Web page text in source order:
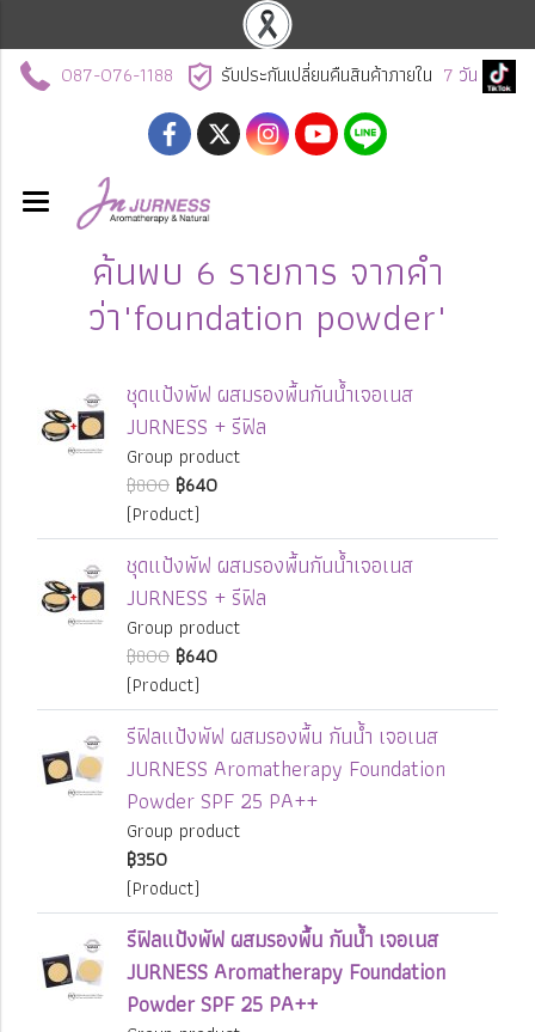
087-076-1188 รับประกันเปลี่ยนคืนสินค้าภายใน 7 วัน
ค้นพบ 6 รายการ จากคำ
ว่า"foundation powder"
ชุดแป้งพัฟ ผสมรองพื้นกันน้ำเจอเนส
JURNESS + รีฟิล
Group product
฿800 ฿640
(Product)
ชุดแป้งพัฟ ผสมรองพื้นกันน้ำเจอเนส
JURNESS + รีฟิล
Group product
฿800 ฿640
(Product)
รีฟิลแป้งพัฟ ผสมรองพื้น กันน้ำ เจอเนส
JURNESS Aromatherapy Foundation
Powder SPF 25 PA++
Group product
฿350
(Product)
รีฟิลแป้งพัฟ ผสมรองพื้น กันน้ำ เจอเนส
JURNESS Aromatherapy Foundation
Powder SPF 25 PA++